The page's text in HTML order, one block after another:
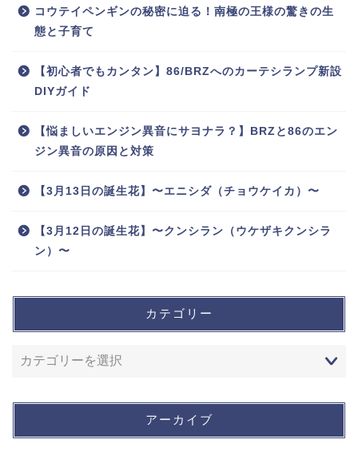
コウテイペンギンの秘密に迫る！南極の王様の驚きの生
態と子育て
【初心者でもカンタン】86/BRZへのカーテシランプ新設
DIYガイド
【悩ましいエンジン異音にサヨナラ？】BRZと86のエン
ジン異音の原因と対策
【3月13日の誕生花】〜エニシダ（チョウケイカ）〜
【3月12日の誕生花】〜クンシラン（ウケザキクンシラ
ン）〜
カテゴリー
アーカイブ